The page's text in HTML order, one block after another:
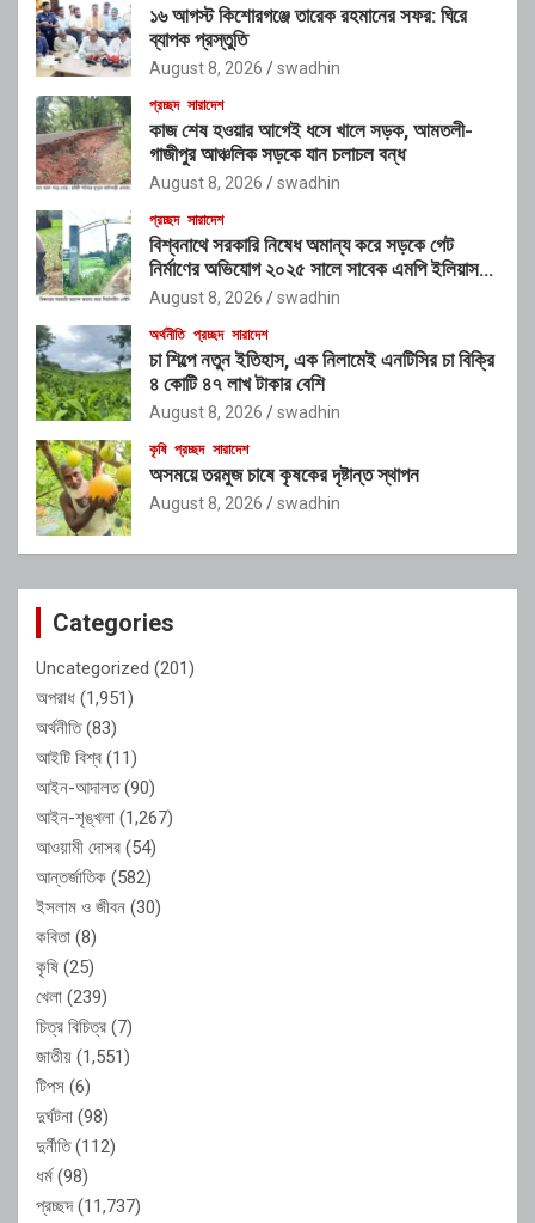
১৬ আগস্ট কিশোরগঞ্জে তারেক রহমানের সফর: ঘিরে
ব্যাপক প্রস্তুতি
August 8, 2026 swadhin
প্রচ্ছদ সারাদেশ
কাজ শেষ হওয়ার আগেই ধসে খালে সড়ক, আমতলী-
গাজীপুর আঞ্চলিক সড়কে যান চলাচল বন্ধ
August 8, 2026 swadhin
প্রচ্ছদ সারাদেশ
বিশ্বনাথে সরকারি নিষেধ অমান্য করে সড়কে গেট
নির্মাণের অভিযোগ ২০২৫ সালে সাবেক এমপি ইলিয়াস
আলীর নামে নামফলক স্থাপনের অভিযোগ
August 8, 2026 swadhin
অর্থনীতি প্রচ্ছদ সারাদেশ
চা শিল্পে নতুন ইতিহাস, এক নিলামেই এনটিসির চা বিক্রি
৪ কোটি ৪৭ লাখ টাকার বেশি
August 8, 2026 swadhin
কৃষি প্রচ্ছদ সারাদেশ
অসময়ে তরমুজ চাষে কৃষকের দৃষ্টান্ত স্থাপন
August 8, 2026 swadhin
Categories
Uncategorized (201)
অপরাধ (1,951)
অর্থনীতি(83)
আইটি বিশ্ব (11)
আইন-আদালত(90)
আইন-শৃঙ্খলা (1,267)
আওয়ামী দোসর (54)
আন্তর্জাতিক (582)
ইসলাম ও জীবন (30)
কবিতা (8)
কৃষি (25)
খেলা (239)
চিত্র বিচিত্র (7)
জাতীয় (1,551)
টিপস (6)
দুর্ঘটনা (98)
দুর্নীতি(112)
ধর্ম(98)
প্রচ্ছদ(11,737)